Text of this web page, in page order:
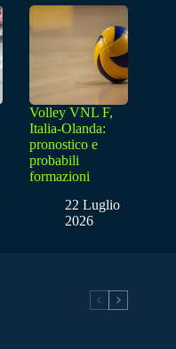
Volley VNL F,
Italia-Olanda:
pronostico e
probabili
formazioni
22 Luglio
2026